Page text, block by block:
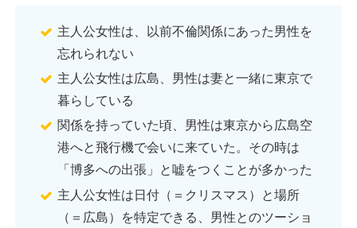
主人公女性は、以前不倫関係にあった男性を
忘れられない
主人公女性は広島、男性は妻と一緒に東京で
暮らしている
関係を持っていた頃、男性は東京から広島空
港へと飛行機で会いに来ていた。その時は
「博多への出張」と嘘をつくことが多かった
主人公女性は日付（＝クリスマス）と場所
（＝広島）を特定できる、男性とのツーショ